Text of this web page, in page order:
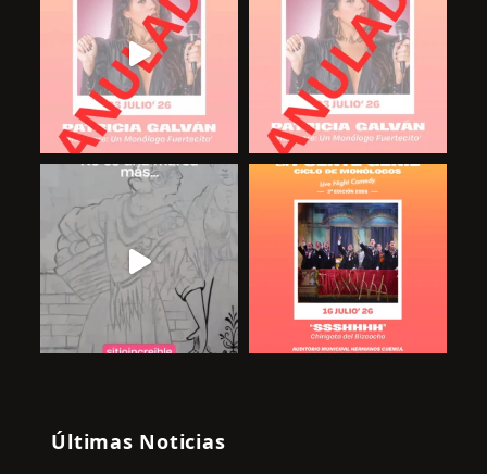
Últimas Noticias